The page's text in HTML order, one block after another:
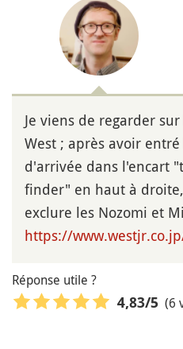
Je viens de regarder
West ; après avoir
d'arrivée dans l'encart
finder" en haut à
exclure les Nozomi et
https://
Réponse utile ?
4,83/5 (6